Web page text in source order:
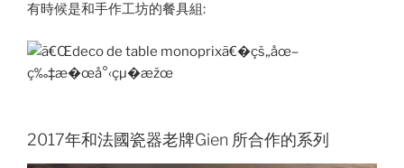
有時候是和手作工坊的餐具組:
2017年和法國瓷器老牌Gien 所合作的系列